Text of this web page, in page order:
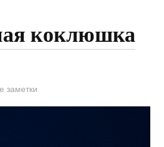
коклюшка
заметки